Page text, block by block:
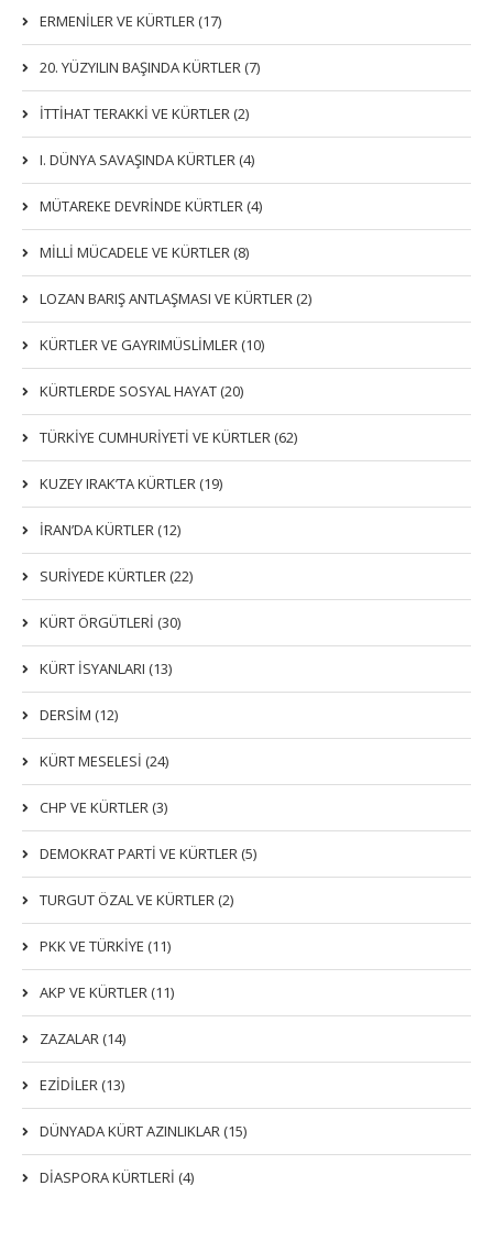
ERMENİLER VE KÜRTLER (17)
20. YÜZYILIN BAŞINDA KÜRTLER (7)
İTTIHAT TERAKKI VE KÜRTLER (2)
I. DÜNYA SAVAŞINDA KÜRTLER (4)
MÜTAREKE DEVRİNDE KÜRTLER (4)
MİLLİ MÜCADELE VE KÜRTLER (8)
LOZAN BARIŞ ANTLAŞMASI VE KÜRTLER (2)
KÜRTLER VE GAYRIMÜSLIMLER (10)
KÜRTLERDE SOSYAL HAYAT (20)
TÜRKİYE CUMHURİYETİ VE KÜRTLER (62)
KUZEY IRAK’TA KÜRTLER (19)
İRAN’DA KÜRTLER (12)
SURİYEDE KÜRTLER (22)
KÜRT ÖRGÜTLERİ (30)
KÜRT İSYANLARI (13)
DERSIM (12)
KÜRT MESELESİ (24)
CHP VE KÜRTLER (3)
DEMOKRAT PARTI VE KÜRTLER (5)
TURGUT ÖZAL VE KÜRTLER (2)
PKK VE TÜRKIYE (11)
AKP VE KÜRTLER (11)
ZAZALAR (14)
EZIDILER (13)
DÜNYADA KÜRT AZINLIKLAR (15)
DİASPORA KÜRTLERİ (4)